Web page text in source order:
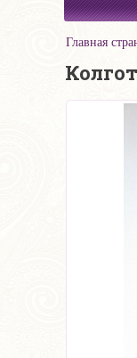
Главная